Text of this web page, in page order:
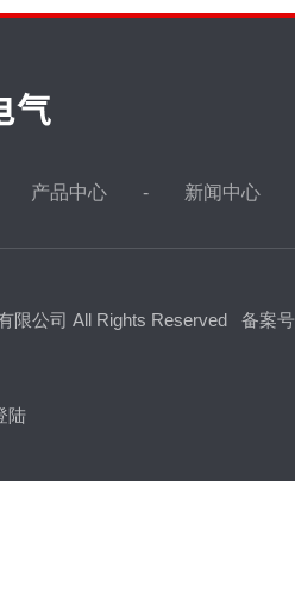
产品中心 新闻中心
限公司 All Rights Reserved 备案
陆